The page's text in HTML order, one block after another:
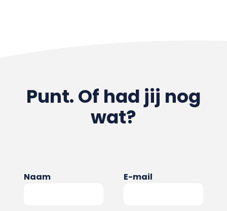
Punt. Of had jij nog
wat?
Naam E-mail